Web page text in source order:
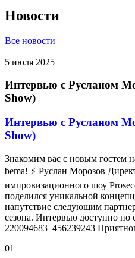
Новости
Все новости
5 июля 2025
Интервью с Русланом
Show)
Интервью с Русланом
Show)
Знакомим вас с новым гостем
bema! ⚡ Руслан Морозов
импровизационного шоу
поделился уникальной
напутствие следующим
сезона. Интервью доступно по
220094683_456239243
01